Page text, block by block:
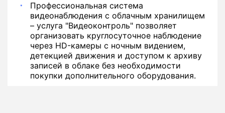
Профессиональная система
видеонаблюдения с облачным хранилищем
– услуга "Видеоконтроль" позволяет
организовать круглосуточное наблюдение
через HD-камеры с ночным видением,
детекцией движения и доступом к архиву
записей в облаке без необходимости
покупки дополнительного оборудования.